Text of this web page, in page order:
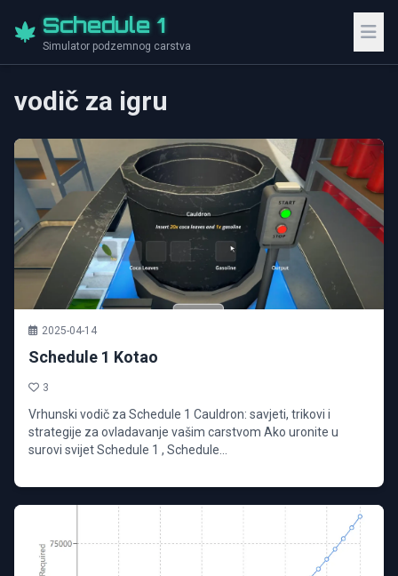
Schedule 1
Simulator podzemnog carstva
vodič za igru
2025-04-14
Schedule 1 Kotao
3
Vrhunski vodič za Schedule 1 Cauldron: savjeti, trikovi i
strategije za ovladavanje vašim carstvom Ako uronite u
surovi svijet Schedule 1 , Schedule...